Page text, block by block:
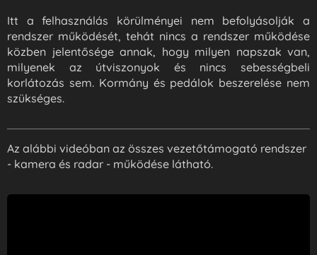
Itt a felhasználás körülményei nem befolyásolják a
rendszer működését, tehát nincs a rendszer működése
közben jelentősége annak, hogy milyen napszak van,
milyenek az útviszonyok és nincs sebességbeli
korlátozás sem. Kormány és pedálok beszerelése nem
szükséges.
Az alábbi videóban az összes vezetőtámogató rendszer
- kamera és radar - működése látható.